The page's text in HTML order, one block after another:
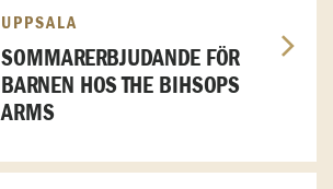
UPPSALA
SOMMARERBJUDANDE FÖR
BARNEN HOS THE BIHSOPS
ARMS